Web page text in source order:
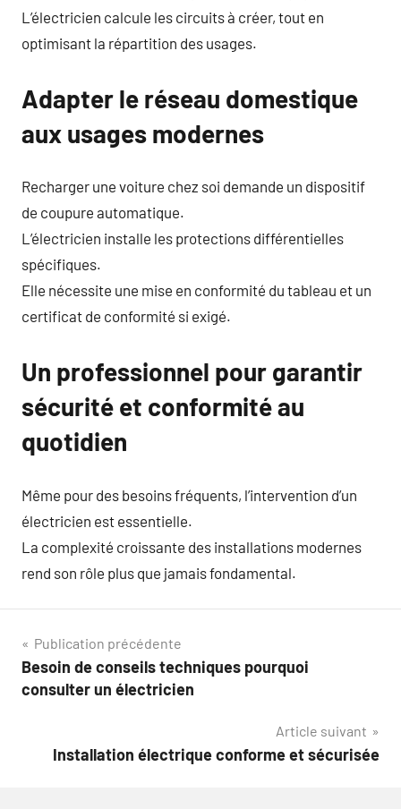
L’électricien calcule les circuits à créer, tout en
optimisant la répartition des usages.
Adapter le réseau domestique
aux usages modernes
Recharger une voiture chez soi demande un dispositif
de coupure automatique.
L’électricien installe les protections différentielles
spécifiques.
Elle nécessite une mise en conformité du tableau et un
certificat de conformité si exigé.
Un professionnel pour garantir
sécurité et conformité au
quotidien
Même pour des besoins fréquents, l’intervention d’un
électricien est essentielle.
La complexité croissante des installations modernes
rend son rôle plus que jamais fondamental.
Navigation
de
Publication précédente
Besoin de conseils techniques pourquoi
consulter un électricien
Article suivant
Installation électrique conforme et sécurisée